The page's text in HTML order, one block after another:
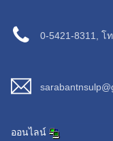
0-5421-8311, โ
ออนไลน์